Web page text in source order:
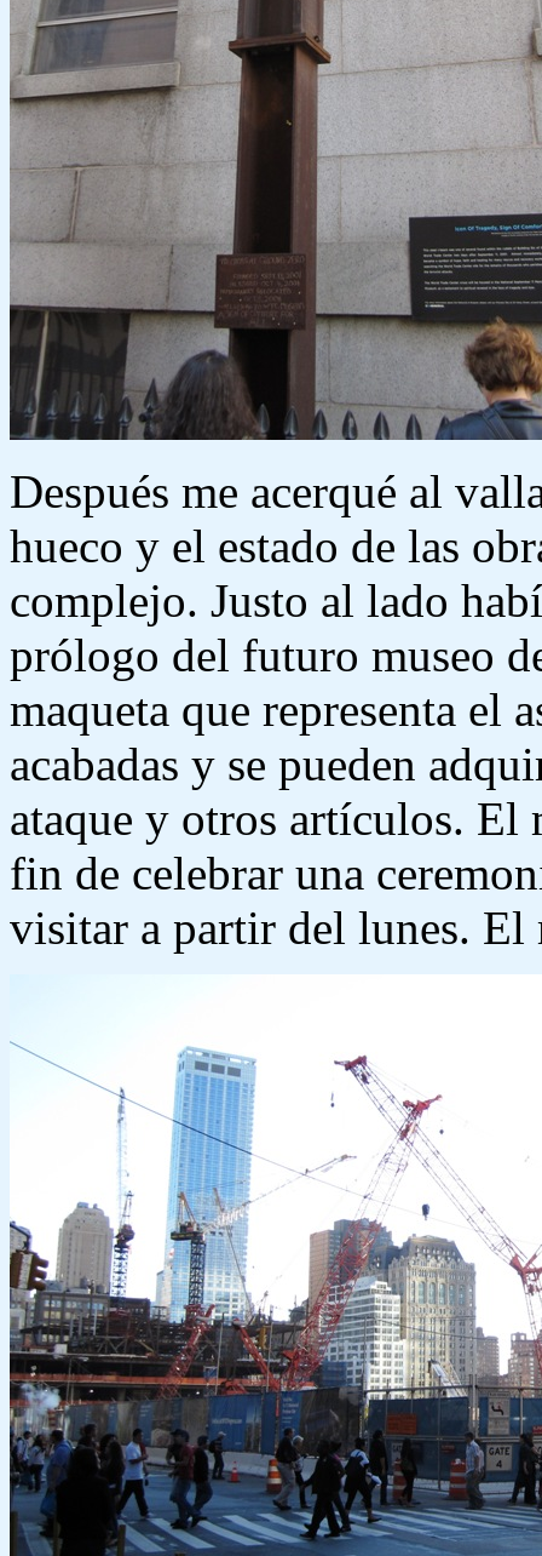
Después me acerqué al
hueco y el estado de las
complejo. Justo al lado
prólogo del futuro museo
maqueta que representa el
acabadas y se pueden
ataque y otros artículos. El
fin de celebrar una
visitar a partir del lunes. El